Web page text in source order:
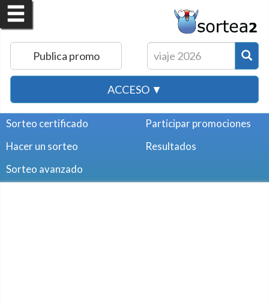
Publica promo
ACCESO ▼
Sorteo certificado
Hacer un sorteo
Sorteo avanzado
Participar promociones
Resultados